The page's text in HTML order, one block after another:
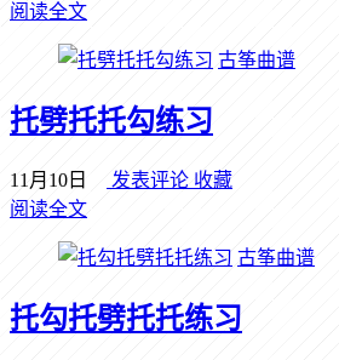
阅读全文
古筝曲谱
托劈托托勾练习
11月10日 发表评论 收藏
阅读全文
古筝曲谱
托勾托劈托托练习